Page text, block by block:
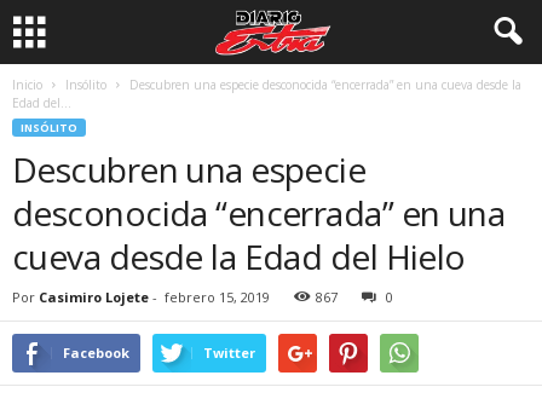
Inicio Insólito
Descubren una especie desconocida “encerrada” en una cueva desde la
Edad del...
INSÓLITO
Descubren una especie
desconocida “encerrada” en una
cueva desde la Edad del Hielo
Por Casimiro Lojete - febrero 15, 2019 867 0
Facebook Twitter